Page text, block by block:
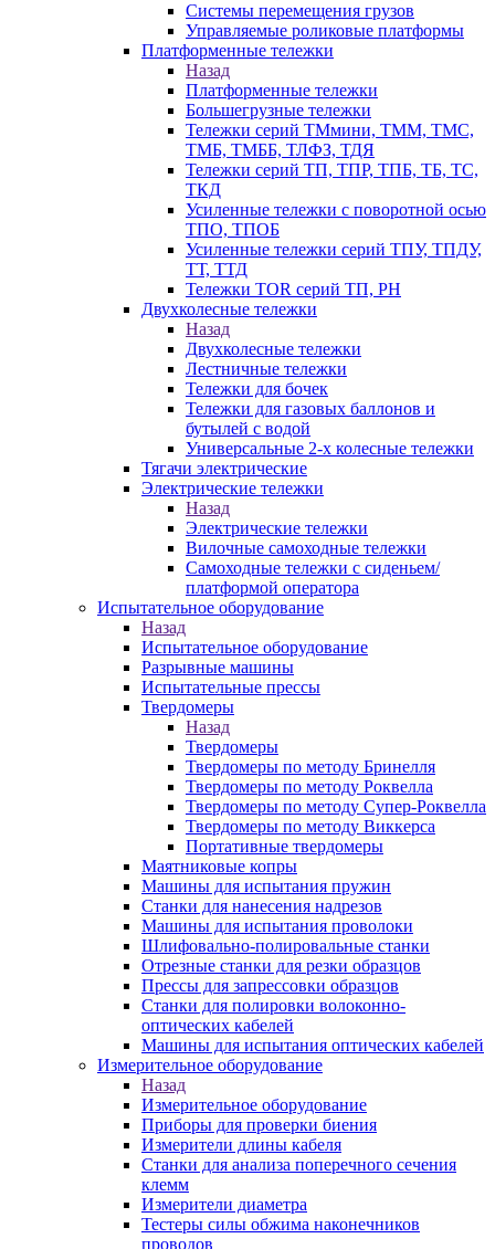
Системы перемещения грузов
Управляемые роликовые платформы
Платформенные тележки
Назад
Платформенные тележки
Большегрузные тележки
Тележки серий ТМмини, ТММ, ТМС,
ТМБ, ТМББ, ТЛФЗ, ТДЯ
Тележки серий ТП, ТПР, ТПБ, ТБ, ТС,
ТКД
Усиленные тележки с поворотной осью
ТПО, ТПОБ
Усиленные тележки серий ТПУ, ТПДУ,
ТТ, ТТД
Тележки TOR серий ТП, PH
Двухколесные тележки
Назад
Двухколесные тележки
Лестничные тележки
Тележки для бочек
Тележки для газовых баллонов и
бутылей с водой
Универсальные 2-х колесные тележки
Тягачи электрические
Электрические тележки
Назад
Электрические тележки
Вилочные самоходные тележки
Самоходные тележки с сиденьем/
платформой оператора
Испытательное оборудование
Назад
Испытательное оборудование
Разрывные машины
Испытательные прессы
Твердомеры
Назад
Твердомеры
Твердомеры по методу Бринелля
Твердомеры по методу Роквелла
Твердомеры по методу Супер-Роквелла
Твердомеры по методу Виккерса
Портативные твердомеры
Маятниковые копры
Машины для испытания пружин
Станки для нанесения надрезов
Машины для испытания проволоки
Шлифовально-полировальные станки
Отрезные станки для резки образцов
Прессы для запрессовки образцов
Станки для полировки волоконно-
оптических кабелей
Машины для испытания оптических кабелей
Измерительное оборудование
Назад
Измерительное оборудование
Приборы для проверки биения
Измерители длины кабеля
Станки для анализа поперечного сечения
клемм
Измерители диаметра
Тестеры силы обжима наконечников
проводов